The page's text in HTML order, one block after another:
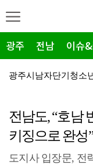
광주 전남 이슈
광양제철소, 독거노
광산구자원봉사센터
전남도, “호남
키징으로 완성”
도지사 입장문, 전